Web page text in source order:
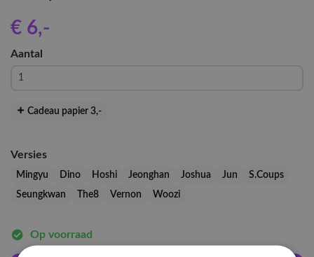
€ 6,-
Aantal
Cadeau papier 3,-
Versies
Mingyu Dino Hoshi Jeonghan Joshua Jun
S.Coups
Seungkwan
The8 Vernon Woozi
Op voorraad